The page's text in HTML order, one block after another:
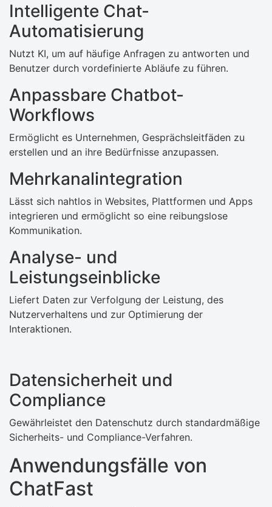
Intelligente Chat-
Automatisierung
Nutzt KI, um auf häufige Anfragen zu antworten und
Benutzer durch vordefinierte Abläufe zu führen.
Anpassbare Chatbot-
Workflows
Ermöglicht es Unternehmen, Gesprächsleitfäden zu
erstellen und an ihre Bedürfnisse anzupassen.
Mehrkanalintegration
Lässt sich nahtlos in Websites, Plattformen und Apps
integrieren und ermöglicht so eine reibungslose
Kommunikation.
Analyse- und
Leistungseinblicke
Liefert Daten zur Verfolgung der Leistung, des
Nutzerverhaltens und zur Optimierung der
Interaktionen.
Datensicherheit und
Compliance
Gewährleistet den Datenschutz durch standardmäßige
Sicherheits- und Compliance-Verfahren.
Anwendungsfälle von
ChatFast